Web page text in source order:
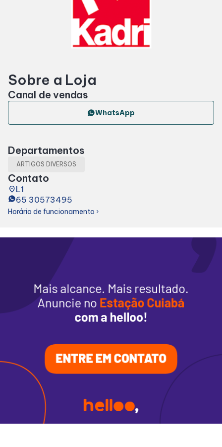
Cinema
Lojas e Restaurantes
Lojas
Programa de benefícios
Sobre a Loja
Canal de vendas
WhatsApp
Departamentos
ARTIGOS DIVERSOS
Contato
placeL1
65 30573495
Horário de funcionamento chevron_right